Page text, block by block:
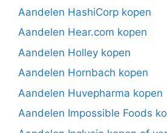
Aandelen HashiCorp kopen
Aandelen Hear.com kopen
Aandelen Holley kopen
Aandelen Hornbach kopen
Aandelen Huvepharma kopen
Aandelen Impossible Foods